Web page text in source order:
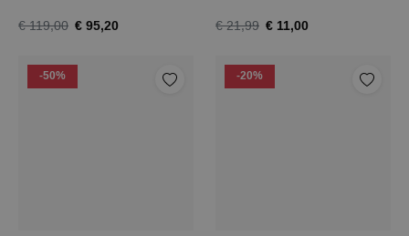
€ 119,00 € 95,20 € 21,99 € 11,00
-50% -20%